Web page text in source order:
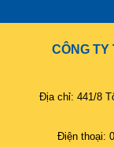
CÔNG TY
Địa chỉ: 441/8
Điện thoại: